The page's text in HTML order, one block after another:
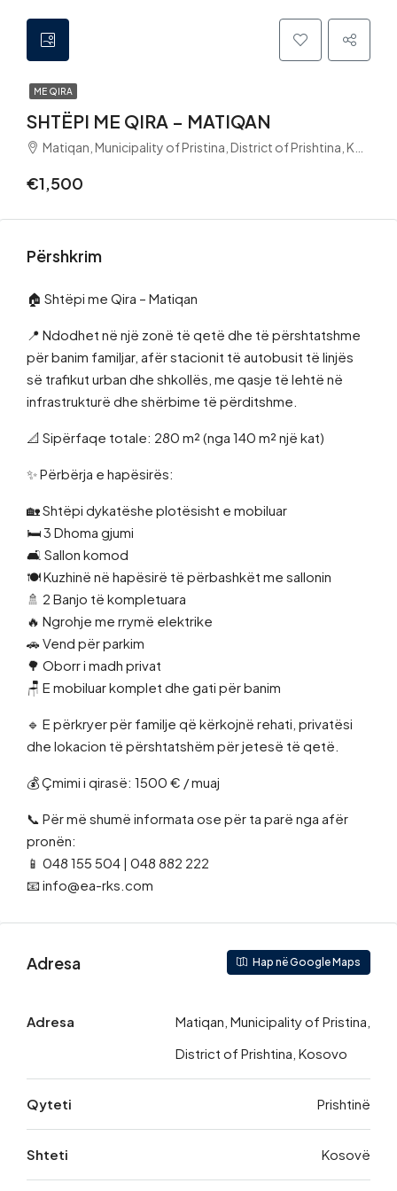
ME QIRA
SHTËPI ME QIRA – MATIQAN
Matiqan, Municipality of Pristina, District of Prishtina, Kosovo
€1,500
Përshkrim
🏠 Shtëpi me Qira – Matiqan
📍 Ndodhet në një zonë të qetë dhe të përshtatshme
për banim familjar, afër stacionit të autobusit të linjës
së trafikut urban dhe shkollës, me qasje të lehtë në
infrastrukturë dhe shërbime të përditshme.
📐 Sipërfaqe totale: 280 m² (nga 140 m² një kat)
✨ Përbërja e hapësirës:
🏡 Shtëpi dykatëshe plotësisht e mobiluar
🛏 3 Dhoma gjumi
🛋 Sallon komod
🍽 Kuzhinë në hapësirë të përbashkët me sallonin
🚿 2 Banjo të kompletuara
🔥 Ngrohje me rrymë elektrike
🚗 Vend për parkim
🌳 Oborr i madh privat
🪑 E mobiluar komplet dhe gati për banim
🔹 E përkryer për familje që kërkojnë rehati, privatësi
dhe lokacion të përshtatshëm për jetesë të qetë.
💰 Çmimi i qirasë: 1500 € / muaj
📞 Për më shumë informata ose për ta parë nga afër
pronën:
📱 048 155 504 | 048 882 222
📧 info@ea-rks.com
Adresa Hap në Google Maps
Adresa
Matiqan, Municipality of Pristina,
District of Prishtina, Kosovo
Qyteti Prishtinë
Shteti Kosovë